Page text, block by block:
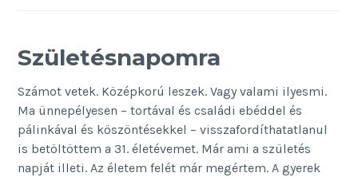
Születésnapomra
Számot vetek. Középkorú leszek. Vagy valami ilyesmi.
Ma ünnepélyesen – tortával és családi ebéddel és
pálinkával és köszöntésekkel – visszafordíthatatlanul
is betöltöttem a 31. életévemet. Már ami a születés
napját illeti. Az életem felét már megértem. A gyerek